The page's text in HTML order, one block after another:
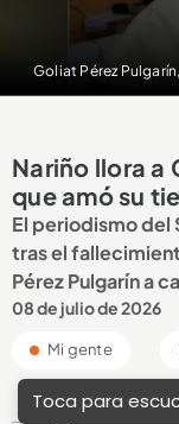
Goliat Pérez
Nariño llora a
que amó su
El periodismo del
tras el
Pérez Pulgarín a
08 de julio de 2026
Mi gente
Toca para